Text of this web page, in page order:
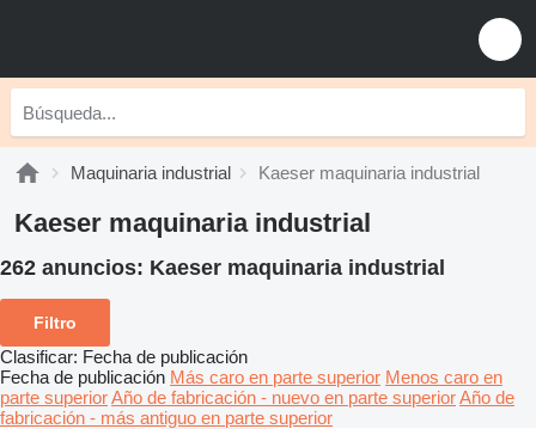
Maquinaria industrial Kaeser maquinaria industrial
Kaeser maquinaria industrial
262 anuncios: Kaeser maquinaria industrial
Filtro
Clasificar: Fecha de publicación
Fecha de publicación Más caro en parte superior Menos caro en
parte superiorAño de fabricación - nuevo en parte superiorAño de
fabricación - más antiguo en parte superior